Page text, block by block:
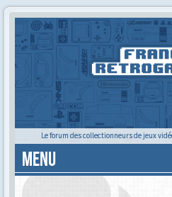
Le forum des collectionneurs de jeux
MENU